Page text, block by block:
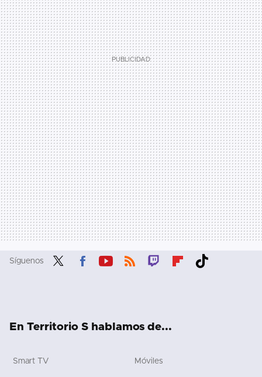
Síguenos
En Territorio S hablamos de...
Smart TV Móviles